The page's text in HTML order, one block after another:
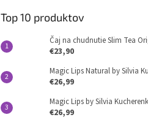
Top 10 produktov
Čaj na chudnutie Slim Tea
€23,90
Magic Lips Natural by Silvia
€26,99
Magic Lips by Silvia
€26,99